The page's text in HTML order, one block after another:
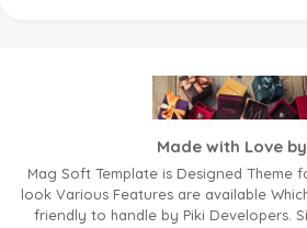
Made with Love by
Mag Soft Template is Designed Theme
look Various Features are available
friendly to handle by Piki Developers.